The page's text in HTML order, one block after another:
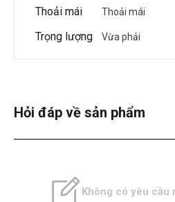
Thoải mái
Thoải mái
Trọng lượng
Vừa phải
Hỏi đáp về sản phẩm
Không có yêu cầu